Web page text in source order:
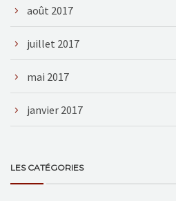
août 2017
juillet 2017
mai 2017
janvier 2017
LES CATÉGORIES